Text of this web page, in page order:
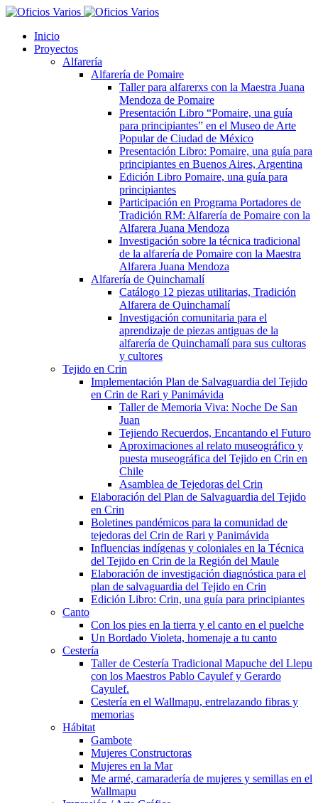
Inicio
Proyectos
Alfarería
Alfarería de Pomaire
Taller para alfarerxs con la Maestra Juana
Mendoza de Pomaire
Presentación Libro “Pomaire, una guía
para principiantes” en el Museo de Arte
Popular de Ciudad de México
Presentación Libro: Pomaire, una guía para
principiantes en Buenos Aires, Argentina
Edición Libro Pomaire, una guía para
principiantes
Participación en Programa Portadores de
Tradición RM: Alfarería de Pomaire con la
Alfarera Juana Mendoza
Investigación sobre la técnica tradicional
de la alfarería de Pomaire con la Maestra
Alfarera Juana Mendoza
Alfarería de Quinchamalí
Catálogo 12 piezas utilitarias, Tradición
Alfarera de Quinchamalí
Investigación comunitaria para el
aprendizaje de piezas antiguas de la
alfarería de Quinchamalí para sus cultoras
y cultores
Tejido en Crin
Implementación Plan de Salvaguardia del Tejido
en Crin de Rari y Panimávida
Taller de Memoria Viva: Noche De San
Juan
Tejiendo Recuerdos, Encantando el Futuro
Aproximaciones al relato museográfico y
puesta museográfica del Tejido en Crin en
Chile
Asamblea de Tejedoras del Crin
Elaboración del Plan de Salvaguardia del Tejido
en Crin
Boletines pandémicos para la comunidad de
tejedoras del Crin de Rari y Panimávida
Influencias indígenas y coloniales en la Técnica
del Tejido en Crin de la Región del Maule
Elaboración de investigación diagnóstica para el
plan de salvaguardia del Tejido en Crin
Edición Libro: Crin, una guía para principiantes
Canto
Con los pies en la tierra y el canto en el puelche
Un Bordado Violeta, homenaje a tu canto
Cestería
Taller de Cestería Tradicional Mapuche del Llepu
con los Maestros Pablo Cayulef y Gerardo
Cayulef.
Cestería en el Wallmapu, entrelazando fibras y
memorias
Hábitat
Gambote
Mujeres Constructoras
Mujeres en la Mar
Me armé, camaradería de mujeres y semillas en el
Wallmapu